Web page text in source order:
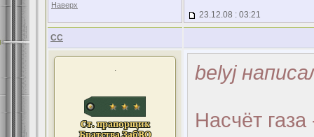
Наверх
23.12.08 : 03:21
CC
. belyj
Насчёт